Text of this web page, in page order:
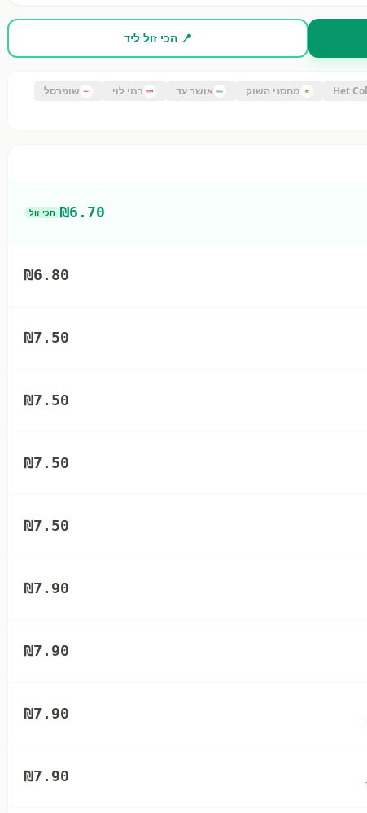
📍 הכי זול ליד
Het מחסני השוק אושר עד רמי לוי שופרסל
₪6.70 הכי זול
₪6.80
₪7.50
₪7.50
₪7.50
₪7.50
₪7.90
₪7.90
₪7.90
₪7.90